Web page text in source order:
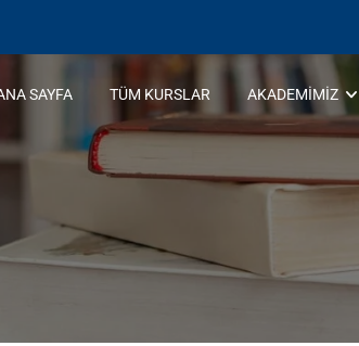
SAYFA TÜM KURSLAR AKADEMIMIZ